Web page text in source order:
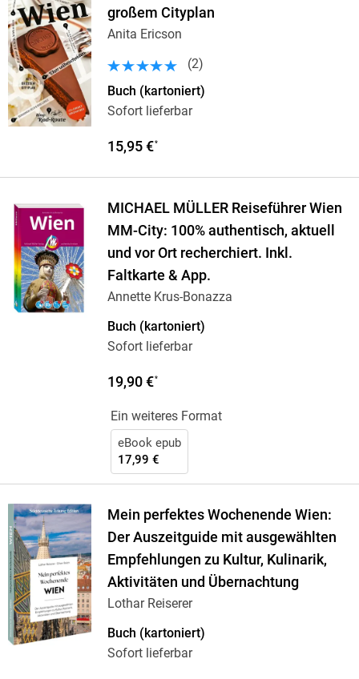
großem Cityplan
Anita Ericson
(2)
Buch (kartoniert)
Sofort lieferbar
15,95 €*
MICHAEL MÜLLER Reiseführer Wien
MM-City: 100% authentisch, aktuell
und vor Ort recherchiert. Inkl.
Faltkarte & App.
Annette Krus-Bonazza
Buch (kartoniert)
Sofort lieferbar
19,90 €*
Ein weiteres Format
eBook epub
17,99 €
Mein perfektes Wochenende Wien:
Der Auszeitguide mit ausgewählten
Empfehlungen zu Kultur, Kulinarik,
Aktivitäten und Übernachtung
Lothar Reiserer
Buch (kartoniert)
Sofort lieferbar